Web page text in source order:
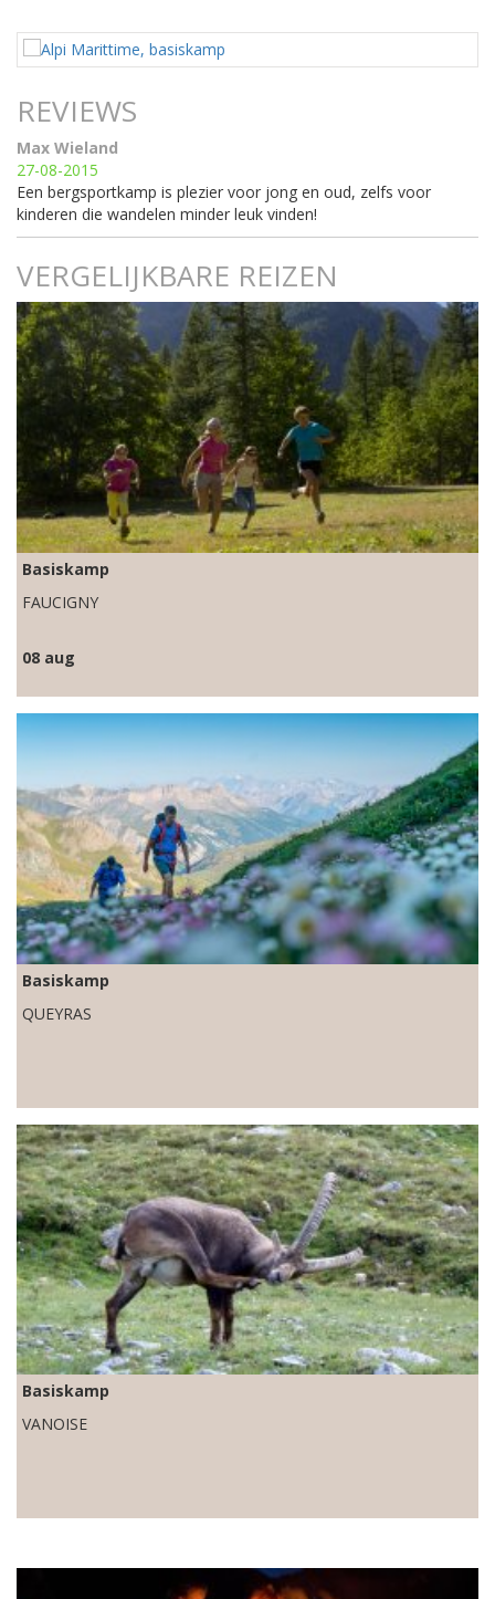
REVIEWS
Max Wieland
27-08-2015
Een bergsportkamp is plezier voor jong en oud, zelfs voor
kinderen die wandelen minder leuk vinden!
VERGELIJKBARE REIZEN
Basiskamp
FAUCIGNY
08 aug
Basiskamp
QUEYRAS
Basiskamp
VANOISE